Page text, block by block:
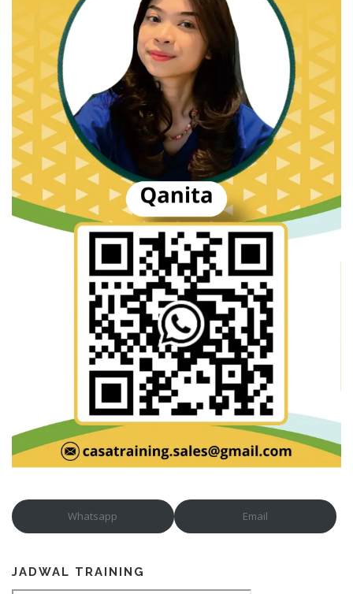
Whatsapp Email
JADWAL TRAINING